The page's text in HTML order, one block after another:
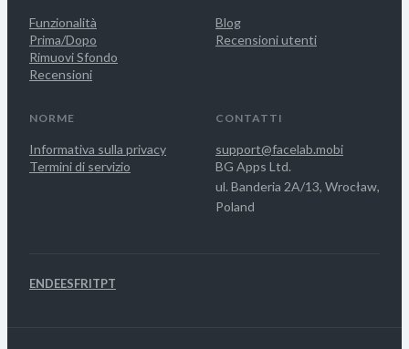
Funzionalità
Prima/Dopo
Rimuovi Sfondo
Recensioni
Blog
Recensioni utenti
NORME
Informativa sulla privacy
Termini di servizio
CONTATTI
support@facelab.mobi
BG Apps Ltd.
ul. Banderia 2A/13, Wrocław,
Poland
ENDEESFRITPT